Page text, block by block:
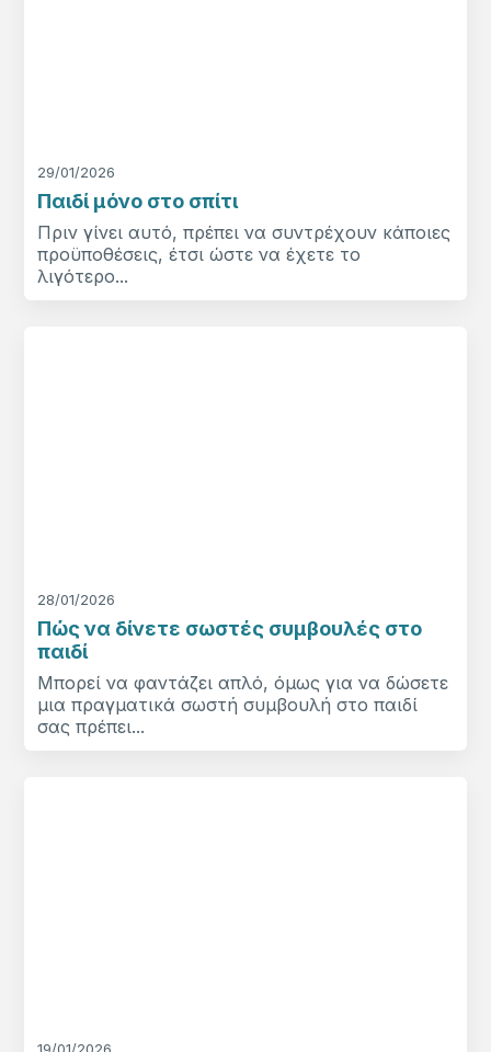
29/01/2026
Παιδί μόνο στο σπίτι
Πριν γίνει αυτό, πρέπει να συντρέχουν κάποιες
προϋποθέσεις, έτσι ώστε να έχετε το
λιγότερο...
28/01/2026
Πώς να δίνετε σωστές συμβουλές στο
παιδί
Μπορεί να φαντάζει απλό, όμως για να δώσετε
μια πραγματικά σωστή συμβουλή στο παιδί
σας πρέπει...